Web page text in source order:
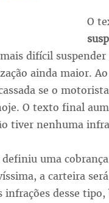
O
difícil
ainda maior.
se o
O texto final
tiver nenhuma
definiu uma
a carteira
infrações desse